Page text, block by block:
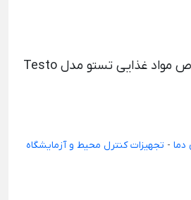
دماسنج نفوذی مخصوص مواد غذایی تستو مدل Testo
دما - تجهیزات کنترل محیط و آزمایشگاه